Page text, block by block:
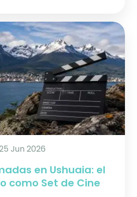
Jun 2026
en Ushuaia: el
como Set de Cine